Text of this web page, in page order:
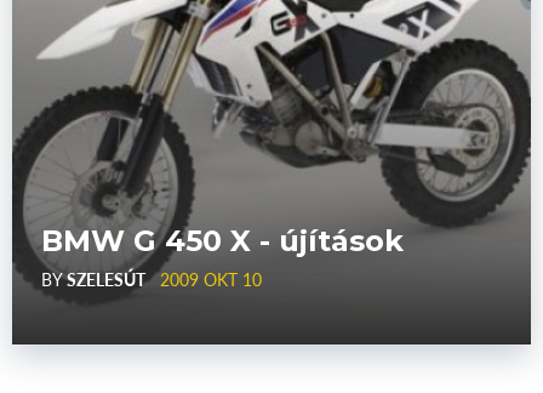
BMW G 450 X - újítások
BYSZELESÚT 2009 OKT 10